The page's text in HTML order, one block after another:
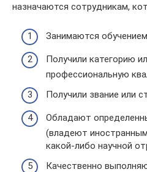
назначаются сотрудникам,
Занимаются
Получили категорию
профессиональную
Получили звание или
Обладают
(владеют
какой-либо научной
Качественно